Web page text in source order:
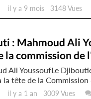
il y a 9 mois 3148 Vues
: Mahmoud Ali
la commission de
Ali YoussoufLe
la tête de la
il y a 1 an 3009 Vues